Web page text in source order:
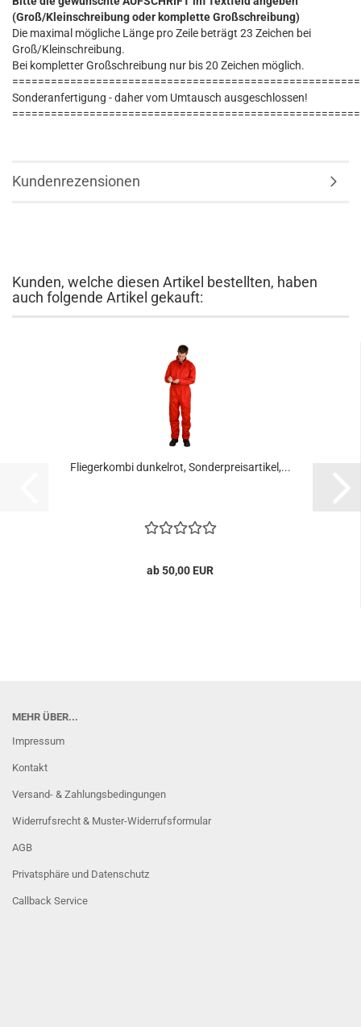
(Groß/Kleinschreibung oder komplette Großschreibung)
Die maximal mögliche Länge pro Zeile beträgt 23 Zeichen bei
Groß/Kleinschreibung.
Bei kompletter Großschreibung nur bis 20 Zeichen möglich.
Sonderanfertigung - daher vom Umtausch ausgeschlossen!
Kundenrezensionen
Kunden, welche diesen Artikel bestellten, haben
auch folgende Artikel gekauft:
Fliegerkombi dunkelrot, Sonderpreisartikel,...
ab 50,00 EUR
MEHR ÜBER...
Impressum
Kontakt
Versand- & Zahlungsbedingungen
Widerrufsrecht & Muster-Widerrufsformular
AGB
Privatsphäre und Datenschutz
Callback Service